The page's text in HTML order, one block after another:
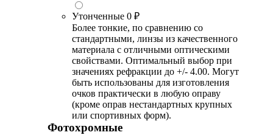
Утонченные 0 ₽
Более тонкие, по сравнению со
стандартными, линзы из качественного
материала с отличными оптическими
свойствами. Оптимальный выбор при
значениях рефракции до +/- 4.00. Могут
быть использованы для изготовления
очков практически в любую оправу
(кроме оправ нестандартных крупных
или спортивных форм).
Фотохромные